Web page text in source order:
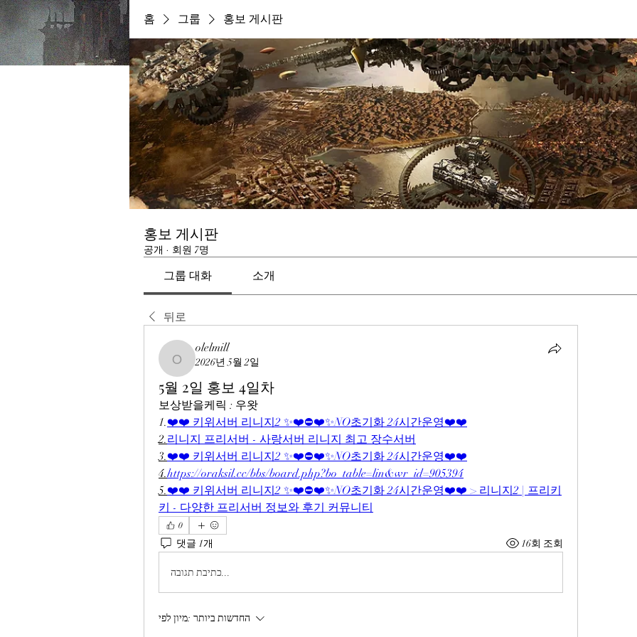
홈 그룹 홍보 게시판
홍보 게시판
공개 · 회원 7명
그룹 대화 소개
뒤로
olelmill
olelmill
2026년 5월 2일
5월 2일 홍보 4일차
보상받을케릭 : 우왓
1.❤️❤️ 키위서버 리니지2 ✨❤️⛔❤️✨NO초기화 24시간운영❤️❤️
2.리니지 프리서버 - 사랑서버 리니지 최고 장수서버
3.❤️❤️ 키위서버 리니지2 ✨❤️⛔❤️✨NO초기화 24시간운영❤️❤️
4.https://oraksil.cc/bbs/board.php?bo_table=lin&wr_id=905394
5.❤️❤️ 키위서버 리니지2 ✨❤️⛔❤️✨NO초기화 24시간운영❤️❤️ > 리니지2 | 프리키
키 - 다양한 프리서버 정보와 후기 커뮤니티
0
댓글 1개 16회 조회
כתיבת תגובה...
מיון לפי: החדשות ביותר